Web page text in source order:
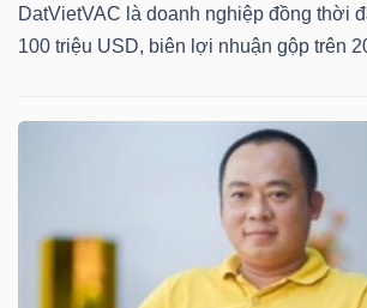
DatVietVAC là doanh nghiệp đồng thời
100 triệu USD, biên lợi nhuận gộp trên
YẾU